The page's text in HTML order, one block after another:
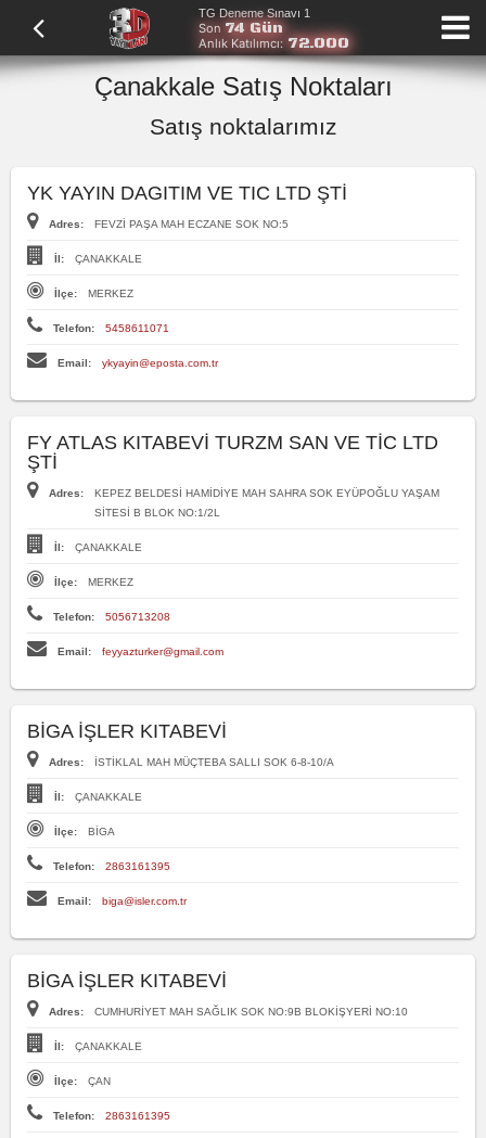
TG Deneme Sınavı 1
Son 74 Gün
Anlık Katılımcı: 72.000
Çanakkale Satış Noktaları
Satış noktalarımız
YK YAYIN DAGITIM VE TIC LTD ŞTİ
Adres: FEVZİ PAŞA MAH ECZANE SOK NO:5
İl: ÇANAKKALE
İlçe: MERKEZ
Telefon: 5458611071
Email: ykyayin@eposta.com.tr
FY ATLAS KITABEVİ TURZM SAN VE TİC LTD
ŞTİ
Adres:
KEPEZ BELDESİ HAMİDİYE MAH SAHRA SOK EYÜPOĞLU YAŞAM
SİTESİ B BLOK NO:1/2L
İl: ÇANAKKALE
İlçe: MERKEZ
Telefon: 5056713208
Email: feyyazturker@gmail.com
BİGA İŞLER KITABEVİ
Adres: İSTİKLAL MAH MÜÇTEBA SALLI SOK 6-8-10/A
İl: ÇANAKKALE
İlçe: BİGA
Telefon: 2863161395
Email: biga@isler.com.tr
BİGA İŞLER KITABEVİ
Adres: CUMHURİYET MAH SAĞLIK SOK NO:9B BLOKİŞYERİ NO:10
İl: ÇANAKKALE
İlçe: ÇAN
Telefon: 2863161395